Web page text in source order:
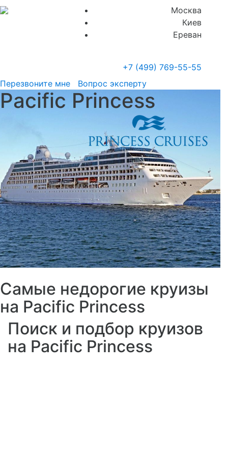
Москва
Киев
Ереван
+7 (499) 769-55-55
Перезвоните мне
Вопрос эксперту
Pacific Princess
Самые недорогие круизы
на Pacific Princess
Поиск и подбор круизов
на Pacific Princess